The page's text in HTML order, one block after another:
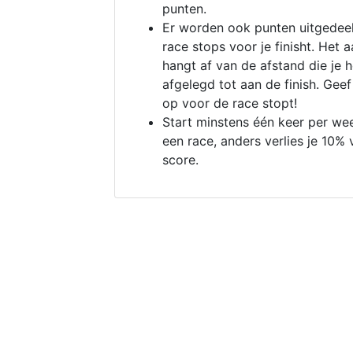
punten.
Er worden ook punten
race stops voor je finisht. Het
hangt af van de afstand die je
afgelegd tot aan de finish.
op voor de race stopt!
Start minstens één keer per
een race, anders verlies je 10%
score.